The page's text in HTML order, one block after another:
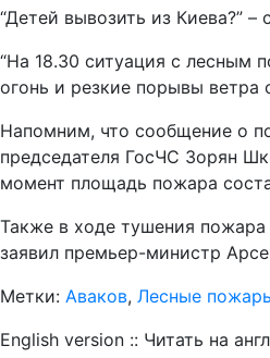
“Детей вывозить из Киева?”
“На 18.30 ситуация с лесным
огонь и резкие порывы ветра
Напомним, что сообщение о
председателя ГосЧС Зорян
момент площадь пожара
Также в ходе тушения пожара
заявил премьер-министр
Метки: Аваков, Лесные
English version :: Читать на